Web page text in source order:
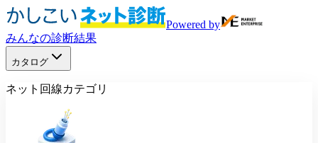
Powered by
みんなの診断結果
カタログ
ネット回線カテゴリ